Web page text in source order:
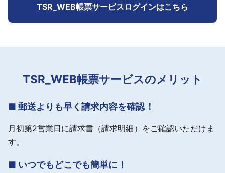
TSR_WEB帳票サービスログインはこちら
TSR_WEB帳票サービスのメリット
■ 郵送よりも早く請求内容を確認！
月初第2営業日に請求書（請求明細）をご確認いただけま
す。
■ いつでもどこでも簡単に！